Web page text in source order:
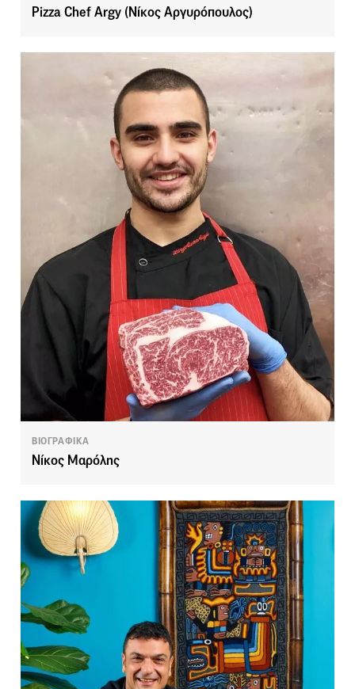
Pizza Chef Argy (Νίκος Αργυρόπουλος)
ΒΙΟΓΡΑΦΙΚΑ
Νίκος Μαρόλης